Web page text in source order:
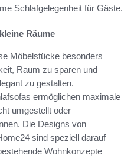
Schlafgelegenheit für Gäste.
Räume
Möbelstücke besonders
Raum zu sparen und
zu gestalten.
ermöglichen maximale
umgestellt oder
Die Designs von
sind speziell darauf
Wohnkonzepte